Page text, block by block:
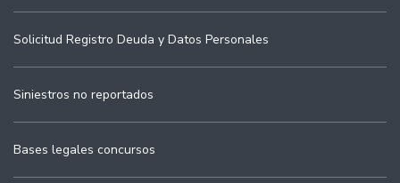
Solicitud Registro Deuda y Datos Personales
Siniestros no reportados
Bases legales concursos